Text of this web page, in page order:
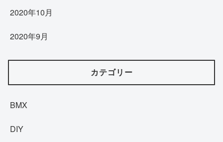
2020年10月
2020年9月
カテゴリー
BMX
DIY